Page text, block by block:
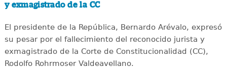
y exmagistrado de la CC
El presidente de la República, Bernardo Arévalo, expresó
su pesar por el fallecimiento del reconocido jurista y
exmagistrado de la Corte de Constitucionalidad (CC),
Rodolfo Rohrmoser Valdeavellano.